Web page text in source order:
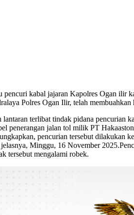
kabal jajaran Kapolres Ogan ilir
Polres Ogan Ilir, telah membuahkan
terlibat tindak pidana
penerangan jalan tol milik PT
pencurian tersebut dilakukan
Minggu, 16 November
tersebut mengalami robek.